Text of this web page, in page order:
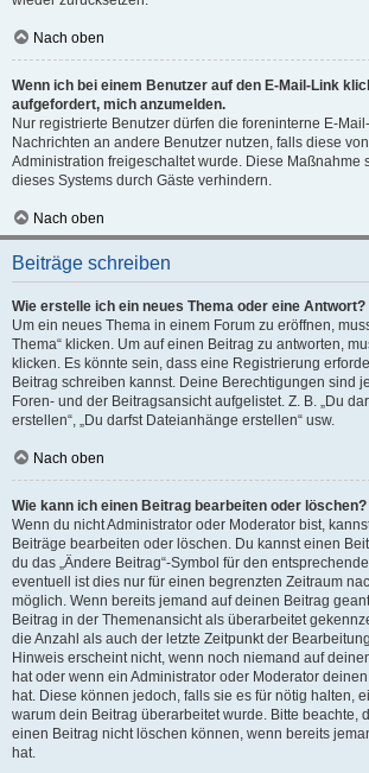
Nach oben
Wenn ich bei einem Benutzer auf den E-Mail-Link
aufgefordert, mich anzumelden.
Nur registrierte Benutzer dürfen die foreninterne E-
Nachrichten an andere Benutzer nutzen, falls diese
Administration freigeschaltet wurde. Diese Maßnahme
dieses Systems durch Gäste verhindern.
Nach oben
Beiträge schreiben
Wie erstelle ich ein neues Thema oder eine Antwort?
Um ein neues Thema in einem Forum zu eröffnen,
Thema“ klicken. Um auf einen Beitrag zu antworten,
klicken. Es könnte sein, dass eine Registrierung
Beitrag schreiben kannst. Deine Berechtigungen sind
Foren- und der Beitragsansicht aufgelistet. Z. B. „Du
erstellen“, „Du darfst Dateianhänge erstellen“ usw.
Nach oben
Wie kann ich einen Beitrag bearbeiten oder löschen?
Wenn du nicht Administrator oder Moderator bist,
Beiträge bearbeiten oder löschen. Du kannst einen
du das „Ändere Beitrag“-Symbol für den
eventuell ist dies nur für einen begrenzten Zeitraum
möglich. Wenn bereits jemand auf deinen Beitrag
Beitrag in der Themenansicht als überarbeitet
die Anzahl als auch der letzte Zeitpunkt der
Hinweis erscheint nicht, wenn noch niemand auf
hat oder wenn ein Administrator oder Moderator
hat. Diese können jedoch, falls sie es für nötig halten,
warum dein Beitrag überarbeitet wurde. Bitte beachte,
einen Beitrag nicht löschen können, wenn bereits
hat.